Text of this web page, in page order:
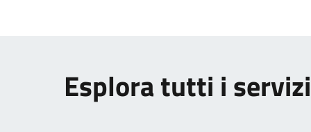
Esplora tutti i servizi